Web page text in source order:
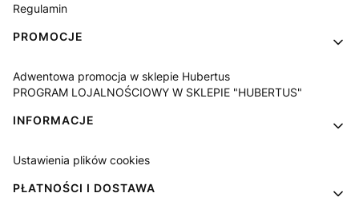
Regulamin
PROMOCJE
Adwentowa promocja w sklepie Hubertus
PROGRAM LOJALNOŚCIOWY W SKLEPIE "HUBERTUS"
INFORMACJE
Ustawienia plików cookies
PŁATNOŚCI I DOSTAWA